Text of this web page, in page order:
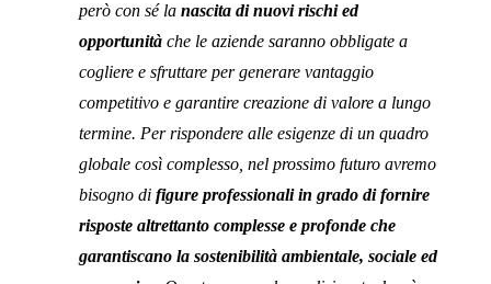
però con sé la nascita di nuovi rischi ed
opportunità che le aziende saranno obbligate a
cogliere e sfruttare per generare vantaggio
competitivo e garantire creazione di valore a lungo
termine. Per rispondere alle esigenze di un quadro
globale così complesso, nel prossimo futuro avremo
bisogno di figure professionali in grado di fornire
risposte altrettanto complesse e profonde che
garantiscano la sostenibilità ambientale, sociale ed